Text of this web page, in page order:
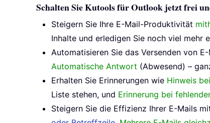
Schalten Sie Kutools für Outlook jetzt frei
Steigern Sie Ihre E-Mail-Produktivität
Inhalte und erledigen Sie noch viel mehr
Automatisieren Sie das Versenden von
Automatische Antwort (Abwesend) –
Erhalten Sie Erinnerungen wie Hinweis
Liste stehen, und Erinnerung bei
Steigern Sie die Effizienz Ihrer E-Mails